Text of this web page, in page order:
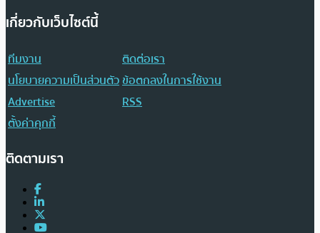
เกี่ยวกับเว็บไซต์นี้
ทีมงาน
ติดต่อเรา
นโยบายความเป็นส่วนตัวข้อตกลงในการใช้งาน
Advertise
RSS
ตั้งค่าคุกกี้
ติดตามเรา